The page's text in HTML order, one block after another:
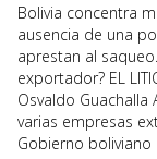
Bolivia concentra
ausencia de una
aprestan al
exportador? EL
Osvaldo
varias empresas
Gobierno